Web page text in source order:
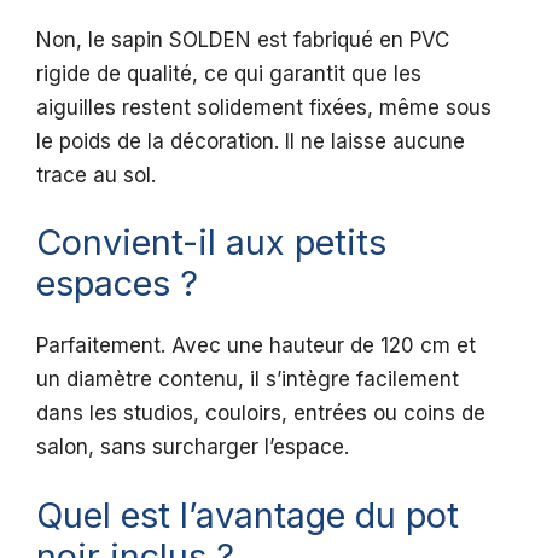
Non, le sapin SOLDEN est fabriqué en PVC
rigide de qualité, ce qui garantit que les
aiguilles restent solidement fixées, même sous
le poids de la décoration. Il ne laisse aucune
trace au sol.
Convient-il aux petits
espaces ?
Parfaitement. Avec une hauteur de 120 cm et
un diamètre contenu, il s’intègre facilement
dans les studios, couloirs, entrées ou coins de
salon, sans surcharger l’espace.
Quel est l’avantage du pot